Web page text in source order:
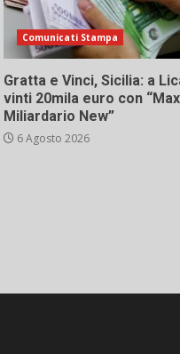
Comunicati Stampa
Gratta e Vinci, Sicilia: a
vinti 20mila euro con
Miliardario New”
6 Agosto 2026